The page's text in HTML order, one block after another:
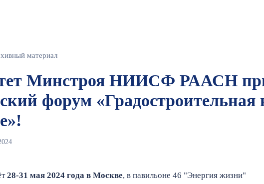
материал
Минстроя НИИСФ РААСН
форум
28-31 мая 2024 года в Москве, в павильоне 46 "Энергия жизни"